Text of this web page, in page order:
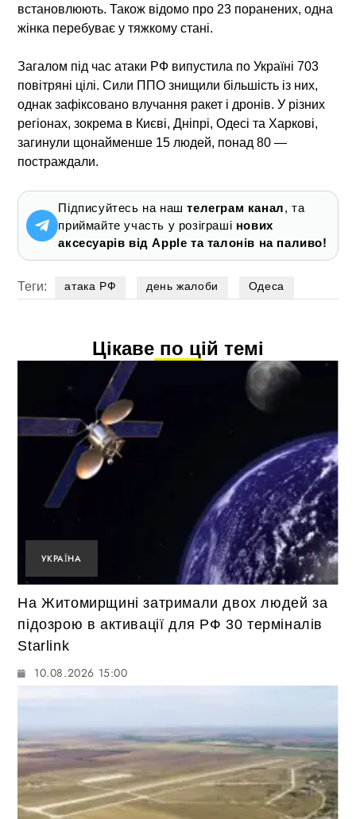
встановлюють. Також відомо про 23 поранених, одна
жінка перебуває у тяжкому стані.
Загалом під час атаки РФ випустила по Україні 703
повітряні цілі. Сили ППО знищили більшість із них,
однак зафіксовано влучання ракет і дронів. У різних
регіонах, зокрема в Києві, Дніпрі, Одесі та Харкові,
загинули щонайменше 15 людей, понад 80 —
постраждали.
Підписуйтесь на наштелеграм канал, та
приймайте участь у розіграші нових
аксесуарів від Apple та талонів на паливо!
Теги: атака РФ день жалоби Одеса
Цікаве по цій темі
УКРАЇНА
На Житомирщині затримали двох людей за
підозрою в активації для РФ 30 терміналів
Starlink
10.08.2026 15:00